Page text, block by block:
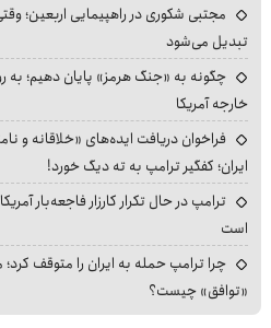
مجتبی شکوری در راهپیمایی اربعین؛
تبدیل می‌شود
چگونه به «جنگ هرمز» پایان دهیم؛ به
خارجه آمریکا
فراخوان دریافت ایده‌های «خلاقانه و
ایران؛ کفگیر ترامپ به ته دیگ خورد!
ترامپ در حال تکرار کارزار فاجعه‌بار
است
چرا ترامپ حمله به ایران را متوقف کرد؛
«توافق» چیست؟